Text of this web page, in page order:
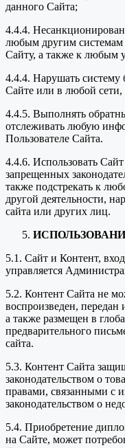
данного Сайта;
4.4.4.
любым другим системам
Сайту, а также к любым
4.4.4. Нарушать систему
Сайте или в любой сети,
4.4.5. Выполнять
отслеживать любую
Пользователе Сайта.
4.4.6. Использовать
запрещенных
также подстрекать к
другой деятельности,
сайта или других лиц.
5.1. Сайт и Контент,
управляется
5.2. Контент Сайта не
воспроизведен,
а также размещен в
предварительного
сайта.
5.3. Контент Сайта
законодательством о
правами, связанными с
законодательством о
5.4. Приобретение
на Сайте, может